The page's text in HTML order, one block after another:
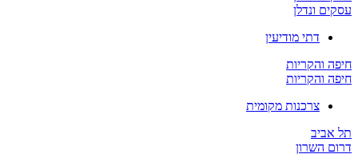
עסקים ונדלן
דתי מודיעין
חיפה והקריות
חיפה והקריות
צרכנות מקומית
תל אביב
דרום השרון